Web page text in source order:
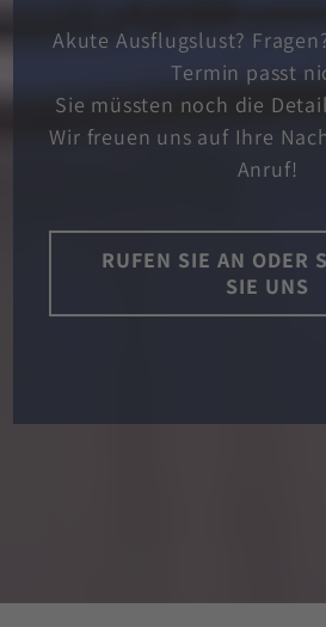
Akute Ausflugslust?
Termin passt
Sie müssten noch die
Wir freuen uns auf Ihre
Anruf!
RUFEN SIE AN ODER
SIE UNS